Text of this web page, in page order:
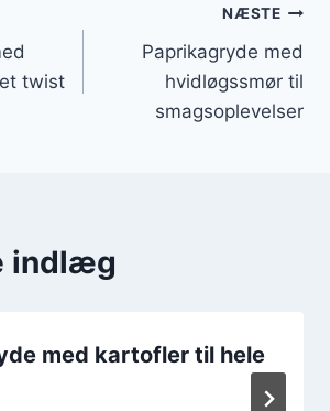
twist
NÆSTE
Paprikagryde med
hvidløgssmør til
smagsoplevelser
indlæg
med kartofler til hele